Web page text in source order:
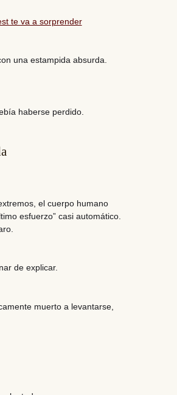
te va a sorprender
una estampida absurda.
haberse perdido.
el cuerpo humano
esfuerzo” casi automático.
de explicar.
muerto a levantarse,